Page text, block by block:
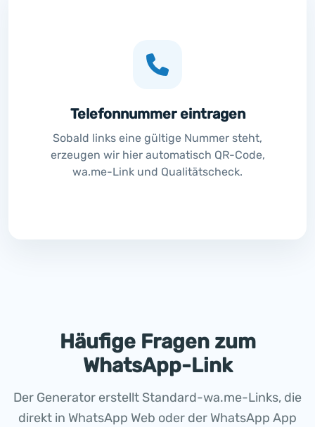
Telefonnummer eintragen
Sobald links eine gültige Nummer steht,
erzeugen wir hier automatisch QR-Code,
wa.me-Link und Qualitätscheck.
Häufige Fragen zum
WhatsApp-Link
Der Generator erstellt Standard-wa.me-Links, die
direkt in WhatsApp Web oder der WhatsApp App